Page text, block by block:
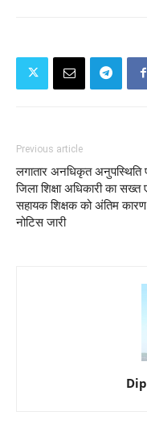
Previous article
लगातार अनधिकृत अनुपस्थिति
जिला शिक्षा अधिकारी का सख्त
सहायक शिक्षक को अंतिम
नोटिस जारी